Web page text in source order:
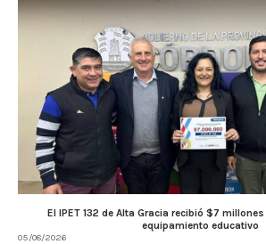
El IPET 132 de Alta Gracia recibió $7
equipamiento educativo
05/08/2026